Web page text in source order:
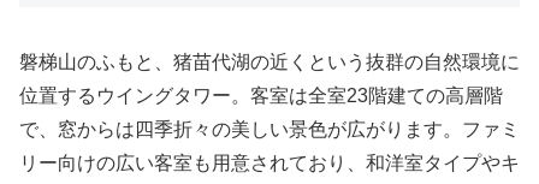
磐梯山のふもと、猪苗代湖の近くという抜群の自然環境に
位置するウイングタワー。客室は全室23階建ての高層階
で、窓からは四季折々の美しい景色が広がります。ファミ
リー向けの広い客室も用意されており、和洋室タイプやキ